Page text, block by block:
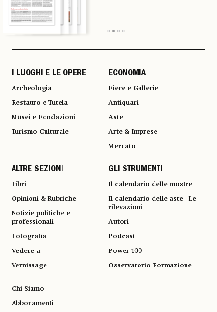
I LUOGHI E LE OPERE
Archeologia
Restauro e Tutela
Musei e Fondazioni
Turismo Culturale
ECONOMIA
Fiere e Gallerie
Antiquari
Aste
Arte & Imprese
Mercato
ALTRE SEZIONI
Libri
Opinioni & Rubriche
Notizie politiche e
professionali
Fotografia
Vedere a
Vernissage
GLI STRUMENTI
Il calendario delle mostre
Il calendario delle aste | Le
rilevazioni
Autori
Podcast
Power 100
Osservatorio Formazione
Chi Siamo
Abbonamenti